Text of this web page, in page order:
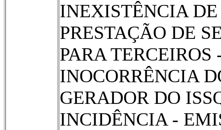
INEXISTÊNCIA DE
PRESTAÇÃO DE
PARA TERCEIROS
INOCORRÊNCIA
GERADOR DO
INCIDÊNCIA -